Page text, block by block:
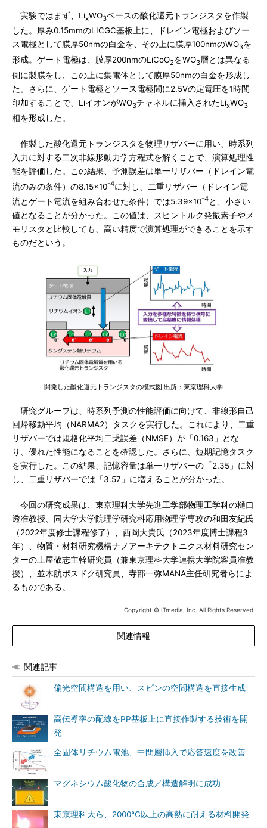
実験ではまず、LixWO3ベースの酸化還元トランジスタを作製
した。厚み0.15mmのLICGC基板上に、ドレイン電極およびソー
ス電極として膜厚50nmの白金を、その上に膜厚100nmのWO3を
形成。ゲート電極は、膜厚200nmのLiCoO2をWO3層とは異なる
側に製膜をし、この上に集電体として膜厚50nmの白金を形成し
た。さらに、ゲート電極とソース電極間に2.5Vの定電圧を1時間
印加することで、LiイオンがWO3チャネルに挿入されたLixWO3
相を形成した。
作製した酸化還元トランジスタを物理リザバーに用い、時系列
入力に対する二次非線形動力学方程式を解くことで、演算処理性
能を評価した。この結果、予測誤差は単一リザバー（ドレイン電
流のみの条件）の8.15×10-4に対し、二重リザバー（ドレイン電
流とゲート電流を組み合わせた条件）では5.39×10-4と、小さい
値となることが分かった。この値は、スピントルク発振素子やメ
モリスタと比較しても、高い精度で演算処理ができることを示す
ものだという。
開発した酸化還元トランジスタの模式図 出所：東京理科大学
研究グループは、時系列予測の性能評価に向けて、非線形自己
回帰移動平均（NARMA2）タスクを実行した。これにより、二重
リザバーでは規格化平均二乗誤差（NMSE）が「0.163」とな
り、優れた性能になることを確認した。さらに、短期記憶タスク
を実行した。この結果、記憶容量は単一リザバーの「2.35」に対
し、二重リザバーでは「3.57」に増えることが分かった。
今回の研究成果は、東京理科大学先進工学部物理工学科の樋口
透准教授、同大学大学院理学研究科応用物理学専攻の和田友紀氏
（2022年度修士課程修了）、西岡大貴氏（2023年度博士課程3
年）、物質・材料研究機構ナノアーキテクトニクス材料研究セン
ターの土屋敬志主幹研究員（兼東京理科大学連携大学院客員准教
授）、並木航ポスドク研究員、寺部一弥MANA主任研究者らによ
るものである。
Copyright © ITmedia, Inc. All Rights Reserved.
関連情報
関連記事
偏光空間構造を用い、スピンの空間構造を直接生成
高伝導率の配線をPP基板上に直接作製する技術を開
発
全固体リチウム電池、中間層挿入で応答速度を改善
マグネシウム酸化物の合成／構造解明に成功
東京理科大ら、2000℃以上の高熱に耐える材料開発